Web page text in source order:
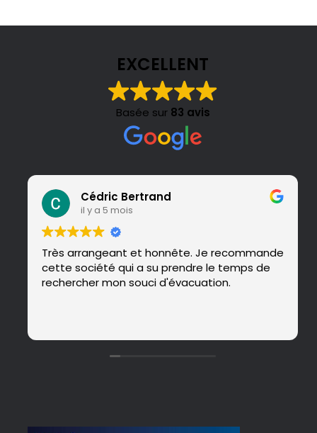
EXCELLENT
Basée sur 83 avis
Cédric Bertrand
il y a 5 mois
Très arrangeant et honnête. Je recommande
cette société qui a su prendre le temps de
rechercher mon souci d'évacuation.